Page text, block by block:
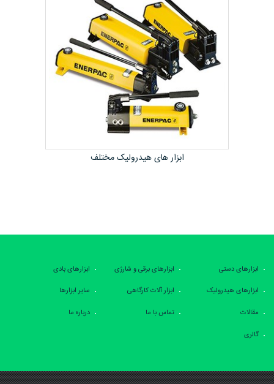
ابزار های هیدرولیک مختلف
ابزارهای دستی ابزارهای برقی و شارژی
ابزارهای بادی
ابزارهای هیدرولیک
ابزار آلات کارگاهی
سایر ابزارها
مقالات
تماس با ما
درباره ما
گالری